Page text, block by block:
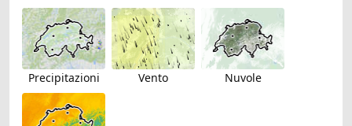
Precipitazioni Vento Nuvole